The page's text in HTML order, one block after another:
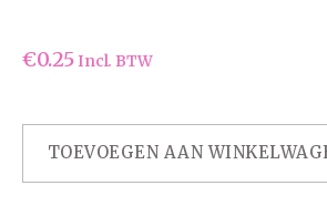
€0.25 Incl. BTW
TOEVOEGEN AAN